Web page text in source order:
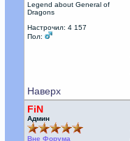
Legend about General of
Dragons
Настрочил: 4 157
Пол:
Наверх
FiN
Админ
Вне Форума